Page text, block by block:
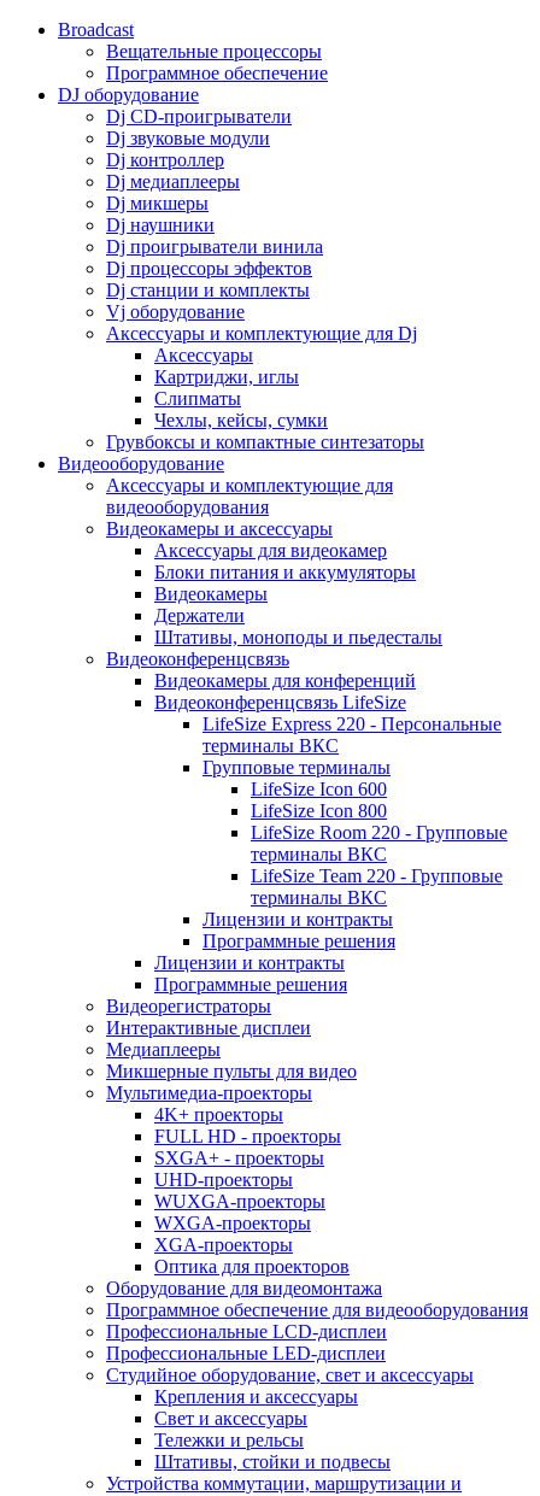
Broadcast
Вещательные процессоры
Программное обеспечение
DJ оборудование
Dj CD-проигрыватели
Dj звуковые модули
Dj контроллер
Dj медиаплееры
Dj микшеры
Dj наушники
Dj проигрыватели винила
Dj процессоры эффектов
Dj станции и комплекты
Vj оборудование
Аксессуары и комплектующие для Dj
Аксессуары
Картриджи, иглы
Слипматы
Чехлы, кейсы, сумки
Грувбоксы и компактные синтезаторы
Видеооборудование
Аксессуары и комплектующие для
видеооборудования
Видеокамеры и аксессуары
Аксессуары для видеокамер
Блоки питания и аккумуляторы
Видеокамеры
Держатели
Штативы, моноподы и пьедесталы
Видеоконференцсвязь
Видеокамеры для конференций
Видеоконференцсвязь LifeSize
LifeSize Express 220 - Персональные
терминалы ВКС
Групповые терминалы
LifeSize Icon 600
LifeSize Icon 800
LifeSize Room 220 - Групповые
терминалы ВКС
LifeSize Team 220 - Групповые
терминалы ВКС
Лицензии и контракты
Программные решения
Лицензии и контракты
Программные решения
Видеорегистраторы
Интерактивные дисплеи
Медиаплееры
Микшерные пульты для видео
Мультимедиа-проекторы
4K+ проекторы
FULL HD - проекторы
SXGA+ - проекторы
UHD-проекторы
WUXGA-проекторы
WXGA-проекторы
XGA-проекторы
Оптика для проекторов
Оборудование для видеомонтажа
Программное обеспечение для видеооборудования
Профессиональные LCD-дисплеи
Профессиональные LED-дисплеи
Студийное оборудование, свет и аксессуары
Крепления и аксессуары
Свет и аксессуары
Тележки и рельсы
Штативы, стойки и подвесы
Устройства коммутации, маршрутизации и